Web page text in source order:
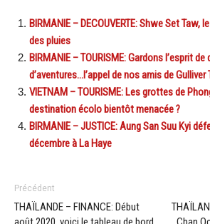
BIRMANIE – DECOUVERTE: Shwe Set Taw,
des pluies
BIRMANIE – TOURISME: Gardons l’esprit
d’aventures…l’appel de nos amis de Gulliver
VIETNAM – TOURISME: Les grottes de
destination écolo bientôt menacée ?
BIRMANIE – JUSTICE: Aung San Suu Kyi
décembre à La Haye
Précédent
THAÏLANDE – FINANCE: Début